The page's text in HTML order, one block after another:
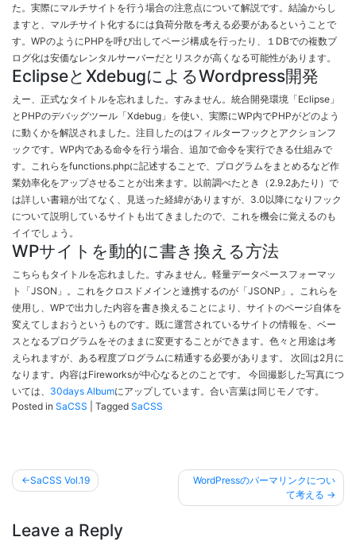
た。実際にマルチサイトを行う場合の注意点について解説です。結論からし
ますと、マルチサイト化するには負荷分散を考える必要があるということで
す。WPのようにPHPを呼び出してページ構成を行ったり、１DBでの複数ブ
ログ化は安価なレンタルサーバーだとリスクが高くなる可能性があります。
EclipseとXdebugによるWordpress開発
えー、正式なタイトルを忘れました。すみません。統合開発環境「Eclipse」
とPHPのデバッグツール「Xdebug」を使い、実際にWP内でPHPがどのよう
に動くかを解説されました。注目したのはフィルターフックとアクションフ
ックです。WP内である命令を行う場合、追加で命令を実行できる仕組みで
す。これらをfunctions.phpに記述することで、プログラムをまとめるなど作
業効率化をアップさせることが出来ます。以前調べたとき（2.9.2あたり）で
は詳しい書籍が出てなく、見送った経緯がありますが、3.0以降になりフック
について説明しているサイトも出てきましたので、これを機会に覚えるのも
イイでしょう。
WPサイトを動的に書き換える方法
こちらもタイトルを忘れました。すみません。軽量データベースフォーマッ
ト「JSON」。これをクロスドメインと連携するのが「JSONP」。これらを
使用し、WPで出力した内容を書き換えることにより、サイトのページ自体を
変えてしまおうというものです。既に運営されているサイトの情報を、ベー
スとなるプログラムをそのままに変更することができます。色々と用途は考
えられますが、ある程度プログラムに精通する必要があります。 次回は2月に
なります。内容はFireworksが中心なるとのことです。 今回撮影した写真につ
いては、 30days Albumにアップしています。合い言葉は同じモノです。
Posted in SaCSS Tagged SaCSS
投
稿
ナ
SaCSS Vol.19
WordPressのパーマリンクについ
て考える
Leave a Reply